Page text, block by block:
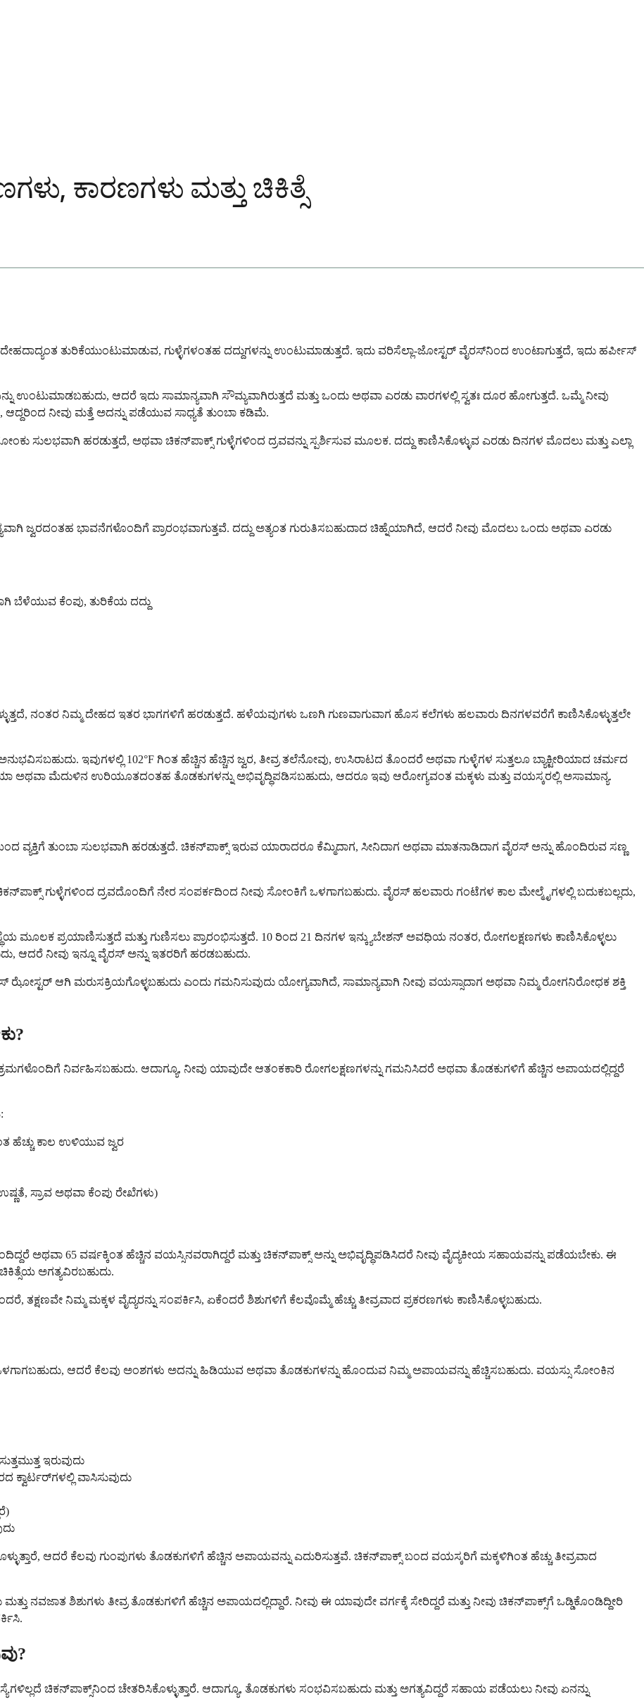
ಕಾರಣಗಳು ಮತ್ತು ಚಿಕಿತ್ಸೆ
ತುರಿಕೆಯುಂಟುಮಾಡುವ, ಗುಳ್ಳೆಗಳಂತಹ ದದ್ದುಗಳನ್ನು ಉಂಟುಮಾಡುತ್ತದೆ. ಇದು ವರಿಸೆಲ್ಲಾ-ಜೋಸ್ಟರ್ ವೈರಸ್‌ನಿಂದ ಉಂಟಾಗುತ್ತದೆ, ಇದು ಹರ್ಪೀಸ್
ಉಂಟುಮಾಡಬಹುದು, ಆದರೆ ಇದು ಸಾಮಾನ್ಯವಾಗಿ ಸೌಮ್ಯವಾಗಿರುತ್ತದೆ ಮತ್ತು ಒಂದು ಅಥವಾ ಎರಡು ವಾರಗಳಲ್ಲಿ ಸ್ವತಃ ದೂರ ಹೋಗುತ್ತದೆ. ಒಮ್ಮೆ ನೀವು
ಆದ್ದರಿಂದ ನೀವು ಮತ್ತೆ ಅದನ್ನು ಪಡೆಯುವ ಸಾಧ್ಯತೆ ತುಂಬಾ ಕಡಿಮೆ.
ಹರಡುತ್ತದೆ, ಅಥವಾ ಚಿಕನ್‌ಪಾಕ್ಸ್ ಗುಳ್ಳೆಗಳಿಂದ ದ್ರವವನ್ನು ಸ್ಪರ್ಶಿಸುವ ಮೂಲಕ. ದದ್ದು ಕಾಣಿಸಿಕೊಳ್ಳುವ ಎರಡು ದಿನಗಳ ಮೊದಲು ಮತ್ತು ಎಲ್ಲಾ
ಜ್ವರದಂತಹ ಭಾವನೆಗಳೊಂದಿಗೆ ಪ್ರಾರಂಭವಾಗುತ್ತವೆ. ದದ್ದು ಅತ್ಯಂತ ಗುರುತಿಸಬಹುದಾದ ಚಿಹ್ನೆಯಾಗಿದೆ, ಆದರೆ ನೀವು ಮೊದಲು ಒಂದು ಅಥವಾ ಎರಡು
ಬೆಳೆಯುವ ಕೆಂಪು, ತುರಿಕೆಯ ದದ್ದು
ನಂತರ ನಿಮ್ಮ ದೇಹದ ಇತರ ಭಾಗಗಳಿಗೆ ಹರಡುತ್ತದೆ. ಹಳೆಯವುಗಳು ಒಣಗಿ ಗುಣವಾಗುವಾಗ ಹೊಸ ಕಲೆಗಳು ಹಲವಾರು ದಿನಗಳವರೆಗೆ ಕಾಣಿಸಿಕೊಳ್ಳುತ್ತಲೇ
ಇವುಗಳಲ್ಲಿ 102°F ಗಿಂತ ಹೆಚ್ಚಿನ ಹೆಚ್ಚಿನ ಜ್ವರ, ತೀವ್ರ ತಲೆನೋವು, ಉಸಿರಾಟದ ತೊಂದರೆ ಅಥವಾ ಗುಳ್ಳೆಗಳ ಸುತ್ತಲೂ ಬ್ಯಾಕ್ಟೀರಿಯಾದ ಚರ್ಮದ
ಅಥವಾ ಮೆದುಳಿನ ಉರಿಯೂತದಂತಹ ತೊಡಕುಗಳನ್ನು ಅಭಿವೃದ್ಧಿಪಡಿಸಬಹುದು, ಆದರೂ ಇವು ಆರೋಗ್ಯವಂತ ಮಕ್ಕಳು ಮತ್ತು ವಯಸ್ಕರಲ್ಲಿ ಅಸಾಮಾನ್ಯ.
ವ್ಯಕ್ತಿಗೆ ತುಂಬಾ ಸುಲಭವಾಗಿ ಹರಡುತ್ತದೆ. ಚಿಕನ್‌ಪಾಕ್ಸ್ ಇರುವ ಯಾರಾದರೂ ಕೆಮ್ಮಿದಾಗ, ಸೀನಿದಾಗ ಅಥವಾ ಮಾತನಾಡಿದಾಗ ವೈರಸ್ ಅನ್ನು ಹೊಂದಿರುವ ಸಣ್ಣ
ಗುಳ್ಳೆಗಳಿಂದ ದ್ರವದೊಂದಿಗೆ ನೇರ ಸಂಪರ್ಕದಿಂದ ನೀವು ಸೋಂಕಿಗೆ ಒಳಗಾಗಬಹುದು. ವೈರಸ್ ಹಲವಾರು ಗಂಟೆಗಳ ಕಾಲ ಮೇಲ್ಮೈಗಳಲ್ಲಿ ಬದುಕಬಲ್ಲದು,
ಮೂಲಕ ಪ್ರಯಾಣಿಸುತ್ತದೆ ಮತ್ತು ಗುಣಿಸಲು ಪ್ರಾರಂಭಿಸುತ್ತದೆ. 10 ರಿಂದ 21 ದಿನಗಳ ಇನ್ಕ್ಯುಬೇಶನ್ ಅವಧಿಯ ನಂತರ, ರೋಗಲಕ್ಷಣಗಳು ಕಾಣಿಸಿಕೊಳ್ಳಲು
ಆದರೆ ನೀವು ಇನ್ನೂ ವೈರಸ್ ಅನ್ನು ಇತರರಿಗೆ ಹರಡಬಹುದು.
ಆಗಿ ಮರುಸಕ್ರಿಯಗೊಳ್ಳಬಹುದು ಎಂದು ಗಮನಿಸುವುದು ಯೋಗ್ಯವಾಗಿದೆ, ಸಾಮಾನ್ಯವಾಗಿ ನೀವು ವಯಸ್ಸಾದಾಗ ಅಥವಾ ನಿಮ್ಮ ರೋಗನಿರೋಧಕ ಶಕ್ತಿ
ನಿರ್ವಹಿಸಬಹುದು. ಆದಾಗ್ಯೂ, ನೀವು ಯಾವುದೇ ಆತಂಕಕಾರಿ ರೋಗಲಕ್ಷಣಗಳನ್ನು ಗಮನಿಸಿದರೆ ಅಥವಾ ತೊಡಕುಗಳಿಗೆ ಹೆಚ್ಚಿನ ಅಪಾಯದಲ್ಲಿದ್ದರೆ
ಹೆಚ್ಚು ಕಾಲ ಉಳಿಯುವ ಜ್ವರ
ಸ್ರಾವ ಅಥವಾ ಕೆಂಪು ರೇಖೆಗಳು)
ಅಥವಾ 65 ವರ್ಷಕ್ಕಿಂತ ಹೆಚ್ಚಿನ ವಯಸ್ಸಿನವರಾಗಿದ್ದರೆ ಮತ್ತು ಚಿಕನ್‌ಪಾಕ್ಸ್ ಅನ್ನು ಅಭಿವೃದ್ಧಿಪಡಿಸಿದರೆ ನೀವು ವೈದ್ಯಕೀಯ ಸಹಾಯವನ್ನು ಪಡೆಯಬೇಕು. ಈ
ಅಗತ್ಯವಿರಬಹುದು.
ನಿಮ್ಮ ಮಕ್ಕಳ ವೈದ್ಯರನ್ನು ಸಂಪರ್ಕಿಸಿ, ಏಕೆಂದರೆ ಶಿಶುಗಳಿಗೆ ಕೆಲವೊಮ್ಮೆ ಹೆಚ್ಚು ತೀವ್ರವಾದ ಪ್ರಕರಣಗಳು ಕಾಣಿಸಿಕೊಳ್ಳಬಹುದು.
ಆದರೆ ಕೆಲವು ಅಂಶಗಳು ಅದನ್ನು ಹಿಡಿಯುವ ಅಥವಾ ತೊಡಕುಗಳನ್ನು ಹೊಂದುವ ನಿಮ್ಮ ಅಪಾಯವನ್ನು ಹೆಚ್ಚಿಸಬಹುದು. ವಯಸ್ಸು ಸೋಂಕಿನ
ಇರುವುದು
ಕ್ವಾರ್ಟರ್‌ಗಳಲ್ಲಿ ವಾಸಿಸುವುದು
ಆದರೆ ಕೆಲವು ಗುಂಪುಗಳು ತೊಡಕುಗಳಿಗೆ ಹೆಚ್ಚಿನ ಅಪಾಯವನ್ನು ಎದುರಿಸುತ್ತವೆ. ಚಿಕನ್‌ಪಾಕ್ಸ್ ಬಂದ ವಯಸ್ಕರಿಗೆ ಮಕ್ಕಳಿಗಿಂತ ಹೆಚ್ಚು ತೀವ್ರವಾದ
ಶಿಶುಗಳು ತೀವ್ರ ತೊಡಕುಗಳಿಗೆ ಹೆಚ್ಚಿನ ಅಪಾಯದಲ್ಲಿದ್ದಾರೆ. ನೀವು ಈ ಯಾವುದೇ ವರ್ಗಕ್ಕೆ ಸೇರಿದ್ದರೆ ಮತ್ತು ನೀವು ಚಿಕನ್‌ಪಾಕ್ಸ್‌ಗೆ ಒಡ್ಡಿಕೊಂಡಿದ್ದೀರಿ
ಚಿಕನ್‌ಪಾಕ್ಸ್‌ನಿಂದ ಚೇತರಿಸಿಕೊಳ್ಳುತ್ತಾರೆ. ಆದಾಗ್ಯೂ, ತೊಡಕುಗಳು ಸಂಭವಿಸಬಹುದು ಮತ್ತು ಅಗತ್ಯವಿದ್ದರೆ ಸಹಾಯ ಪಡೆಯಲು ನೀವು ಏನನ್ನು